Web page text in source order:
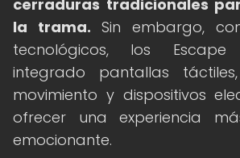
cerraduras tradicionales
la trama. Sin embargo,
tecnológicos, los
integrado pantallas
movimiento y dispositivos
ofrecer una experiencia
emocionante.